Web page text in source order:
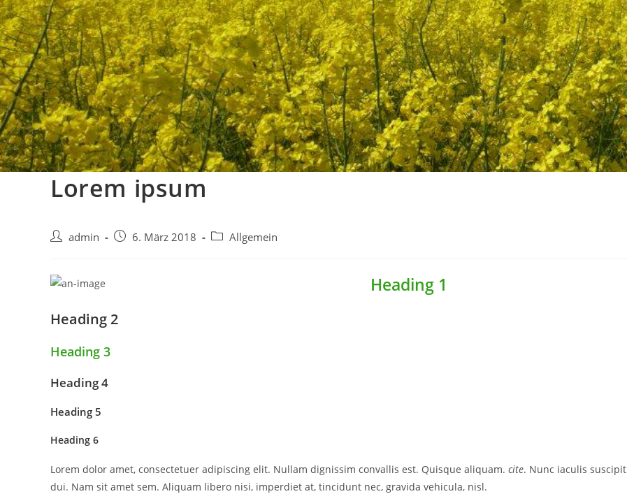
Lorem ipsum
Beitrags-
admin
Beitrag6. März 2018
Beitrags-
Allgemein
Heading 1
Heading 2
Heading 3
Heading 4
Heading 5
Heading 6
Lorem dolor amet, consectetuer adipiscing elit. Nullam dignissim convallis est. Quisque aliquam. cite. Nunc iaculis suscipit
dui. Nam sit amet sem. Aliquam libero nisi, imperdiet at, tincidunt nec, gravida vehicula, nisl.